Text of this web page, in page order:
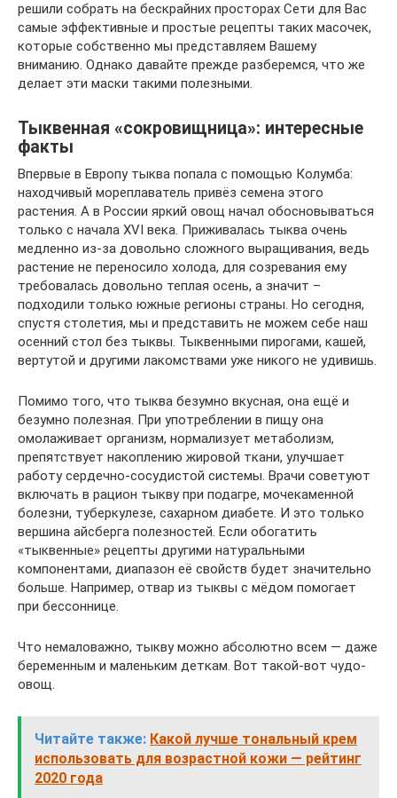
решили собрать на бескрайних просторах Сети для Вас
самые эффективные и простые рецепты таких масочек,
которые собственно мы представляем Вашему
вниманию. Однако давайте прежде разберемся, что же
делает эти маски такими полезными.
Тыквенная «сокровищница»: интересные
факты
Впервые в Европу тыква попала с помощью Колумба:
находчивый мореплаватель привёз семена этого
растения. А в России яркий овощ начал обосновываться
только с начала XVI века. Приживалась тыква очень
медленно из-за довольно сложного выращивания, ведь
растение не переносило холода, для созревания ему
требовалась довольно теплая осень, а значит –
подходили только южные регионы страны. Но сегодня,
спустя столетия, мы и представить не можем себе наш
осенний стол без тыквы. Тыквенными пирогами, кашей,
вертутой и другими лакомствами уже никого не удивишь.
Помимо того, что тыква безумно вкусная, она ещё и
безумно полезная. При употреблении в пищу она
омолаживает организм, нормализует метаболизм,
препятствует накоплению жировой ткани, улучшает
работу сердечно-сосудистой системы. Врачи советуют
включать в рацион тыкву при подагре, мочекаменной
болезни, туберкулезе, сахарном диабете. И это только
вершина айсберга полезностей. Если обогатить
«тыквенные» рецепты другими натуральными
компонентами, диапазон её свойств будет значительно
больше. Например, отвар из тыквы с мёдом помогает
при бессоннице.
Что немаловажно, тыкву можно абсолютно всем — даже
беременным и маленьким деткам. Вот такой-вот чудо-
овощ.
Читайте также: Какой лучше тональный крем
использовать для возрастной кожи — рейтинг
2020 года